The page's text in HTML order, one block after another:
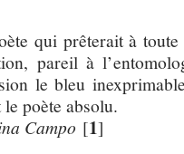
qui prêterait à
pareil à
le bleu
le poète absolu.
Campo [1]